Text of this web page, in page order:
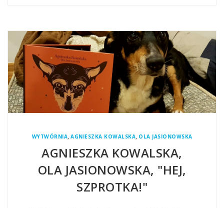
WYTWÓRNIA, AGNIESZKA KOWALSKA, OLA JASIONOWSKA
AGNIESZKA KOWALSKA,
OLA JASIONOWSKA, "HEJ,
SZPROTKA!"